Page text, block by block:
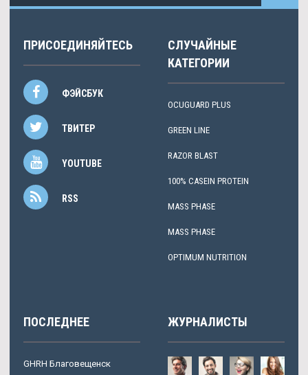
ПРИСОЕДИНЯЙТЕСЬ
ФЭЙСБУК
ТВИТЕР
YOUTUBE
RSS
СЛУЧАЙНЫЕ
КАТЕГОРИИ
OCUGUARD PLUS
GREEN LINE
RAZOR BLAST
100% CASEIN PROTEIN
MASS PHASE
MASS PHASE
OPTIMUM NUTRITION
ПОСЛЕДНЕЕ
GHRH Благовещенск
ЖУРНАЛИСТЫ